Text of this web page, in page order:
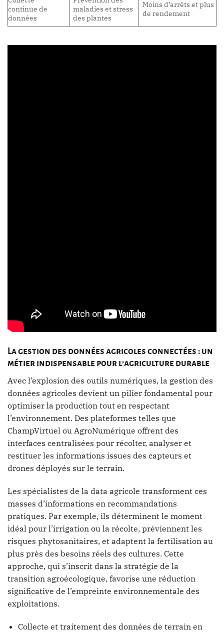
continue de
données
maladies et stress
des plantes
Moins d’arrêts et plus
de rendement
La gestion des données agricoles connectées : un
métier indispensable pour l’agriculture durable
Avec l’explosion des outils numériques, la gestion des
données agricoles devient un pilier fondamental pour
optimiser la production tout en respectant
l’environnement. Des plateformes telles que
ChampVirtuel ou AgroNumérique offrent des
interfaces centralisées pour récolter, analyser et
restituer les informations issues des capteurs et
drones déployés sur le terrain.
Les spécialistes de la data agricole transforment ces
masses d’informations en recommandations
pratiques. Par exemple, ils déterminent le moment
idéal pour l’irrigation ou la récolte, préviennent les
risques phytosanitaires, et adaptent la fertilisation au
plus près des besoins réels des cultures. Cette
approche, qui s’inscrit dans la stratégie de la
transition agroécologique, favorise une réduction
significative de l’empreinte environnementale des
exploitations.
Collecte et traitement des données de terrain en